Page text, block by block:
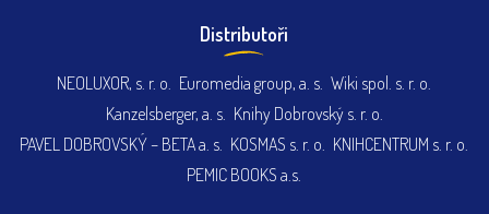
Distributoři
NEOLUXOR, s. r. o. Euromedia group, a. s. Wiki spol. s. r. o.
Kanzelsberger, a. s. Knihy Dobrovský s. r. o.
PAVEL DOBROVSKÝ – BETA a. s. KOSMAS s. r. o. KNIHCENTRUM s. r. o.
PEMIC BOOKS a.s.